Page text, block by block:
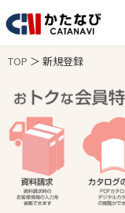
TOP ＞ 新規登録